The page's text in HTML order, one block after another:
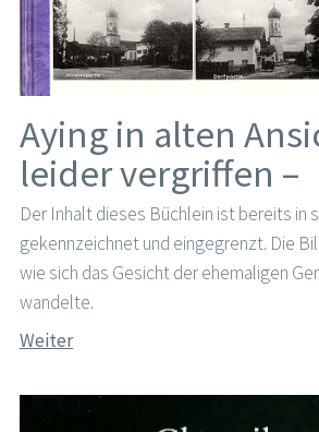
Aying in alten
leider vergriffen –
Der Inhalt dieses Büchlein ist bereits in
gekennzeichnet und eingegrenzt. Die
wie sich das Gesicht der ehemaligen
wandelte.
Weiter